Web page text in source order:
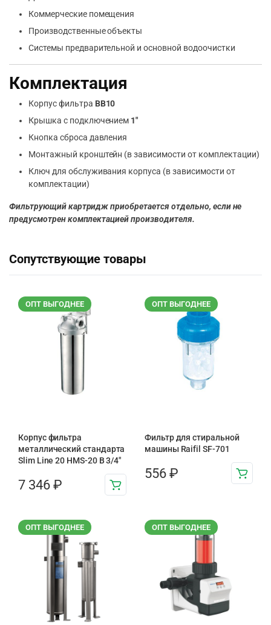
Коммерческие помещения
Производственные объекты
Системы предварительной и основной водоочистки
Комплектация
Корпус фильтра BB10
Крышка с подключением 1″
Кнопка сброса давления
Монтажный кронштейн (в зависимости от комплектации)
Ключ для обслуживания корпуса (в зависимости от
комплектации)
Фильтрующий картридж приобретается отдельно, если не
предусмотрен комплектацией производителя.
Сопутствующие товары
ОПТ ВЫГОДНЕЕ
Корпус фильтра
металлический стандарта
Slim Line 20 HMS-20 B 3/4″
7 346 ₽
ОПТ ВЫГОДНЕЕ
Фильтр для стиральной
машины Raifil SF-701
556 ₽
ОПТ ВЫГОДНЕЕ ОПТ ВЫГОДНЕЕ